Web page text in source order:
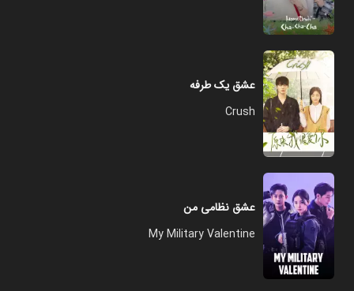
عشق یک طرفه
Crush
عشق نظامی من
My Military Valentine